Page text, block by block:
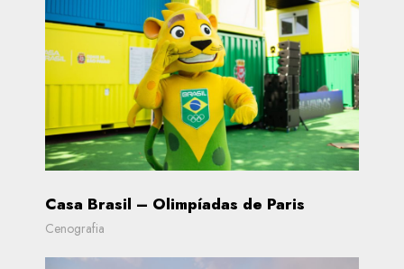
Casa Brasil – Olimpíadas de Paris
Cenografia